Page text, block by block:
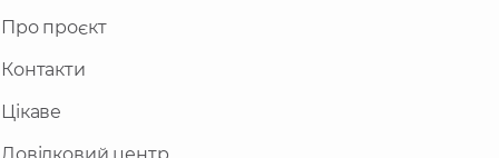
Про проєкт
Контакти
Цікаве
Довідковий центр